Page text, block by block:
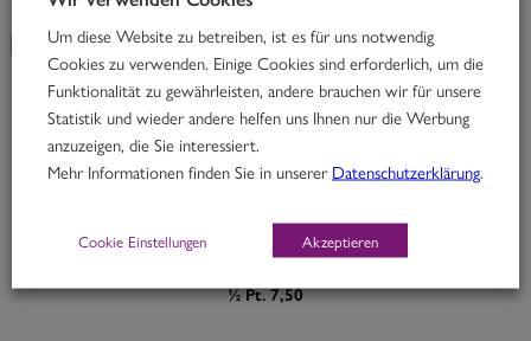
KW 51/24
Rindfleischcurry mit Chili, Mandeln & Dörrpflaumen
H, O
½ Pt. 7,50
Um diese Website zu betreiben, ist es für uns notwendig
Cookies zu verwenden. Einige Cookies sind erforderlich, um die
Funktionalität zu gewährleisten, andere brauchen wir für unsere
Statistik und wieder andere helfen uns Ihnen nur die Werbung
anzuzeigen, die Sie interessiert.
Mehr Informationen finden Sie in unsererDatenschutzerklärung
Cookie Einstellungen Akzeptieren